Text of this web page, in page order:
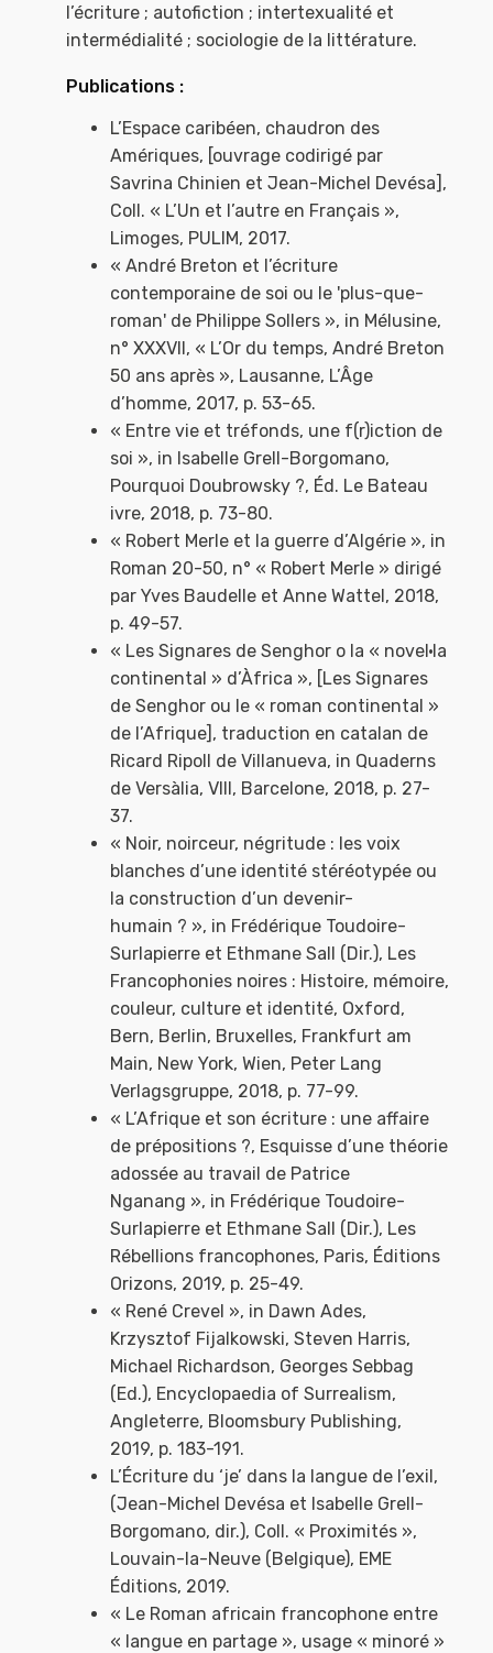
l’écriture ; autofiction ; intertexualité et
intermédialité ; sociologie de la littérature.
Publications :
L’Espace caribéen, chaudron des
Amériques, [ouvrage codirigé par
Savrina Chinien et Jean-Michel Devésa],
Coll. « L’Un et l’autre en Français »,
Limoges, PULIM, 2017.
« André Breton et l’écriture
contemporaine de soi ou le 'plus-que-
roman' de Philippe Sollers », in Mélusine,
n° XXXVII, « L’Or du temps, André Breton
50 ans après », Lausanne, L’Âge
d’homme, 2017, p. 53-65.
« Entre vie et tréfonds, une f(r)iction de
soi », in Isabelle Grell-Borgomano,
Pourquoi Doubrowsky ?, Éd. Le Bateau
ivre, 2018, p. 73-80.
« Robert Merle et la guerre d’Algérie », in
Roman 20-50, n° « Robert Merle » dirigé
par Yves Baudelle et Anne Wattel, 2018,
p. 49-57.
« Les Signares de Senghor o la « novel·la
continental » d’Àfrica », [Les Signares
de Senghor ou le « roman continental »
de l’Afrique], traduction en catalan de
Ricard Ripoll de Villanueva, in Quaderns
de Versàlia, VIII, Barcelone, 2018, p. 27-
37.
« Noir, noirceur, négritude : les voix
blanches d’une identité stéréotypée ou
la construction d’un devenir-
humain ? », in Frédérique Toudoire-
Surlapierre et Ethmane Sall (Dir.), Les
Francophonies noires : Histoire, mémoire,
couleur, culture et identité, Oxford,
Bern, Berlin, Bruxelles, Frankfurt am
Main, New York, Wien, Peter Lang
Verlagsgruppe, 2018, p. 77-99.
« L’Afrique et son écriture : une affaire
de prépositions ?, Esquisse d’une théorie
adossée au travail de Patrice
Nganang », in Frédérique Toudoire-
Surlapierre et Ethmane Sall (Dir.), Les
Rébellions francophones, Paris, Éditions
Orizons, 2019, p. 25-49.
« René Crevel », in Dawn Ades,
Krzysztof Fijalkowski, Steven Harris,
Michael Richardson, Georges Sebbag
(Ed.), Encyclopaedia of Surrealism,
Angleterre, Bloomsbury Publishing,
2019, p. 183-191.
L’Écriture du ‘je’ dans la langue de l’exil,
(Jean-Michel Devésa et Isabelle Grell-
Borgomano, dir.), Coll. « Proximités »,
Louvain-la-Neuve (Belgique), EME
Éditions, 2019.
« Le Roman africain francophone entre
« langue en partage », usage « minoré »